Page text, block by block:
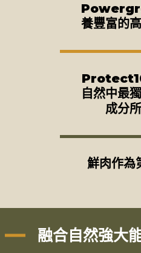
養豐富的
自然中最
成分
鮮肉作為
融合自然強大